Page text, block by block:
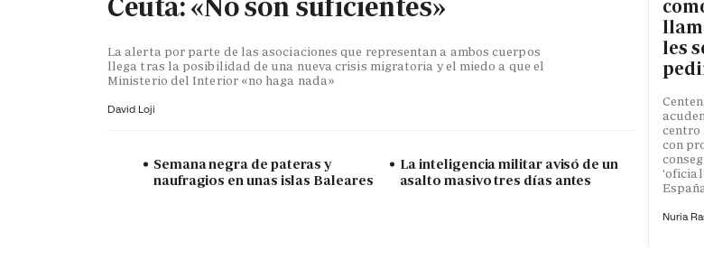
La alerta por parte de las asociaciones que representan a ambos cuerpos
llega tras la posibilidad de una nueva crisis migratoria y el miedo a que el
Ministerio del Interior «no haga nada»
David Loji
Semana negra de pateras y
naufragios en unas islas Baleares
La inteligencia militar avisó de un
asalto masivo tres días antes
les
centro
con
Nuria